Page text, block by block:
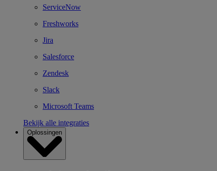
ServiceNow
Freshworks
Jira
Salesforce
Zendesk
Slack
Microsoft Teams
Bekijk alle integraties
Oplossingen